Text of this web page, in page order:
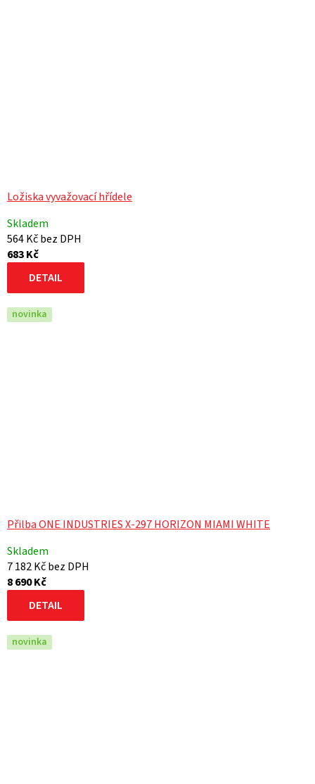
Ložiska vyvažovací hřídele
Skladem
564 Kč bez DPH
683 Kč
DETAIL
novinka
Přilba ONE INDUSTRIES X-297 HORIZON MIAMI WHITE
Skladem
7 182 Kč bez DPH
8 690 Kč
DETAIL
novinka